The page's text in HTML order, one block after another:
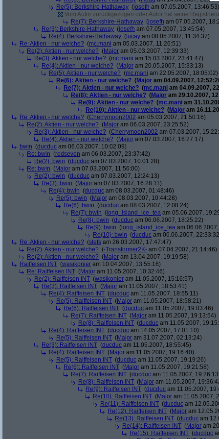
Re(5): Berkshire-Hathaway (josefh am 07.05.2007, 13:46:53)
Vom Autor zurückgezogen oder Autor hat seine
Re(7): Berkshire-Hathaway (josefh am 07.05.2007,
Re(3): Berkshire-Hathaway (josefh am 07.05.2007, 13:45:54)
Re(4): Berkshire-Hathaway (tucay am 08.05.2007, 11:34:37)
Re: Aktien - nur welche? (mc.mani am 05.03.2007, 11:26:51)
Re(2): Aktien - nur welche? (Major am 05.03.2007, 12:39:33)
Re(3): Aktien - nur welche? (mc.mani am 15.03.2007, 23:41:47)
Re(4): Aktien - nur welche? (Major am 20.05.2007, 15:33:13)
Re(5): Aktien - nur welche? (mc.mani am 22.05.2007, 18:05:02)
Re(6): Aktien - nur welche? (Major am 04.09.2007,
Re(7): Aktien - nur welche? (mc.mani am 04.09.2007,
Re(8): Aktien - nur welche? (Major am 29.10.2007,
Re(9): Aktien - nur welche? (mc.mani am
Re(10): Aktien - nur welche? (Major am
Re: Aktien - nur welche? (Cherrymoon2002 am 05.03.2007, 21:50:16)
Re(2): Aktien - nur welche? (Major am 06.03.2007, 23:25:52)
Re(3): Aktien - nur welche? (Cherrymoon2002 am 07.03.2007,
Re(4): Aktien - nur welche? (Major am 07.03.2007, 16:27:17)
bwin (ducduc am 06.03.2007, 10:02:09)
Re: bwin (redseven am 06.03.2007, 23:37:42)
Re(2): bwin (ducduc am 07.03.2007, 10:01:28)
Re: bwin (Major am 07.03.2007, 11:56:00)
Re(2): bwin (ducduc am 07.03.2007, 12:24:13)
Re(3): bwin (Major am 07.03.2007, 16:28:11)
Re(4): bwin (ducduc am 08.03.2007, 01:48:46)
Re(5): bwin (Major am 08.03.2007, 10:44:28)
Re(6): bwin (ducduc am 08.03.2007, 12:08:24)
Re(7): bwin ( long_island_ice_tea am 05.06.2007,
Re(8): bwin (ducduc am 06.06.2007, 18:25:22)
Re(9): bwin ( long_island_ice_tea am
Re(10): bwin (ducduc am 06.06.2007,
Re: Aktien - nur welche? (stefs am 26.03.2007, 17:47:47)
Re(2): Aktien - nur welche? (-Transformer2K- am 07.04.2007, 21:14:46)
Re(2): Aktien - nur welche? (Major am 13.04.2007, 19:19:58)
Raiffeisen INT (wasikonier am 10.04.2007, 13:55:16)
Re: Raiffeisen INT (Major am 11.05.2007, 10:32:46)
Re(2): Raiffeisen INT (wasikonier am 11.05.2007, 15:16:57)
Re(3): Raiffeisen INT (Major am 11.05.2007, 18:53:41)
Re(4): Raiffeisen INT (ducduc am 11.05.2007, 18:55:11)
Re(5): Raiffeisen INT (Major am 11.05.2007, 18:58:21)
Re(6): Raiffeisen INT (ducduc am 11.05.2007, 19:03:46)
Re(7): Raiffeisen INT (Major am 11.05.2007, 19:13:54)
Re(8): Raiffeisen INT (ducduc am 11.05.2007,
Re(4): Raiffeisen INT (ducduc am 14.05.2007, 17:01:10)
Re(5): Raiffeisen INT (Major am 31.07.2007, 02:13:24)
Re(3): Raiffeisen INT (ducduc am 11.05.2007, 18:55:45)
Re(4): Raiffeisen INT (Major am 11.05.2007, 19:16:40)
Re(5): Raiffeisen INT (ducduc am 11.05.2007, 19:19:26)
Re(6): Raiffeisen INT (Major am 11.05.2007, 19:21:58)
Re(7): Raiffeisen INT (ducduc am 11.05.2007,
Re(8): Raiffeisen INT (Major am 11.05.2007,
Re(9): Raiffeisen INT (ducduc am 11.05.2007,
Re(10): Raiffeisen INT (Major am 11.05.2007,
Re(11): Raiffeisen INT (ducduc am
Re(12): Raiffeisen INT (Major am
Re(13): Raiffeisen INT (ducduc am
Re(14): Raiffeisen INT (Major am
Re(15): Raiffeisen INT (ducduc